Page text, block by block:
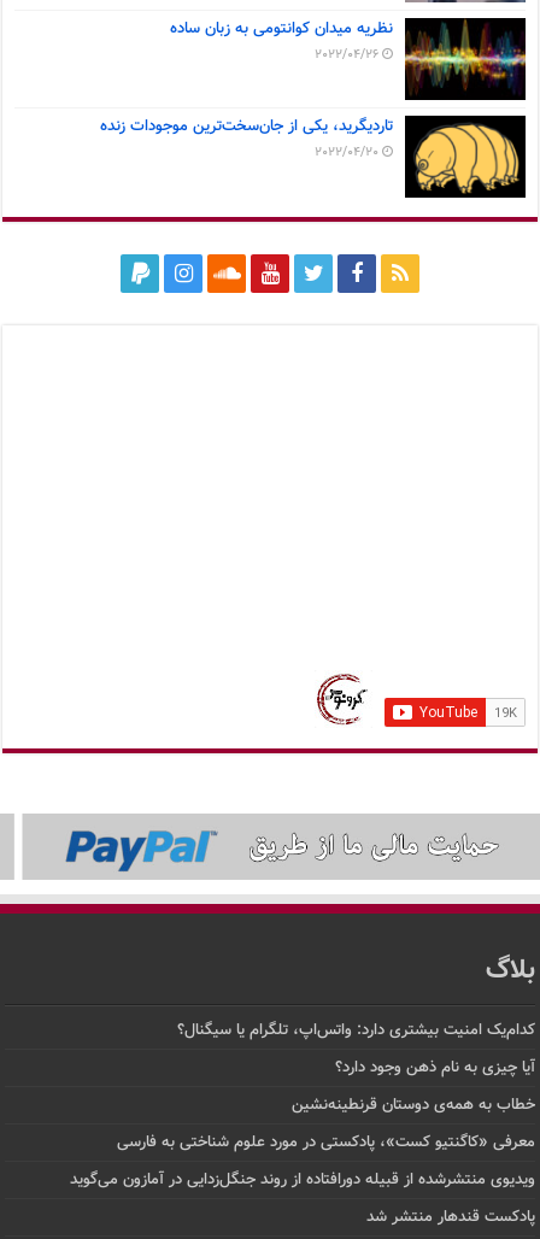
نظریه میدان کوانتومی به زبان ساده
2022/04/26
تاردیگرید، یکی از جان‌سخت‌ترین موجودات زنده
2022/04/20
بلاگ
کدام‌یک امنیت بیشتری دارد: واتس‌اپ، تلگرام یا سیگنال؟
آیا چیزی به نام ذهن وجود دارد؟
خطاب به همه‌ی دوستان قرنطینه‌نشین
معرفی «کاگنتیو کست»، پادکستی در مورد علوم شناختی به فارسی
ویدیوی منتشرشده از قبیله دورافتاده‌ از روند جنگل‌زدایی در آمازون می‌گوید
پادکست قندهار منتشر شد